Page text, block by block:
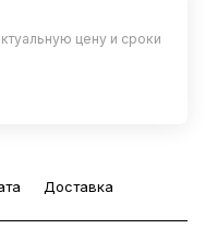
цену и сроки
Доставка